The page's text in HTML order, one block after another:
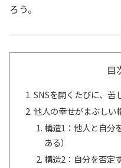
ろう。
目
SNSを開くたびに、苦
他人の幸せがまぶしい
構造1：他人と自分
ある）
構造2：自分を否定